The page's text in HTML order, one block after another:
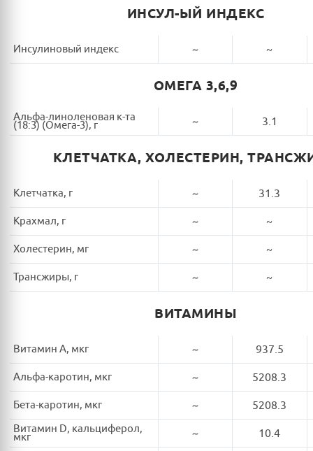
ИНСУЛ-ЫЙ ИНДЕКС
Инсулиновый индекс ~ ~
ОМЕГА 3,6,9
Альфа-линоленовая к-та
(18:3) (Омега-3), г ~ 3.1
КЛЕТЧАТКА, ХОЛЕСТЕРИН,
Клетчатка, г ~ 31.3
Крахмал, г ~ ~
Холестерин, мг ~ ~
Трансжиры, г ~ ~
ВИТАМИНЫ
Витамин A, мкг ~ 937.5
Альфа-каротин, мкг ~ 5208.3
Бета-каротин, мкг ~ 5208.3
Витамин D, кальциферол,
мкг ~ 10.4